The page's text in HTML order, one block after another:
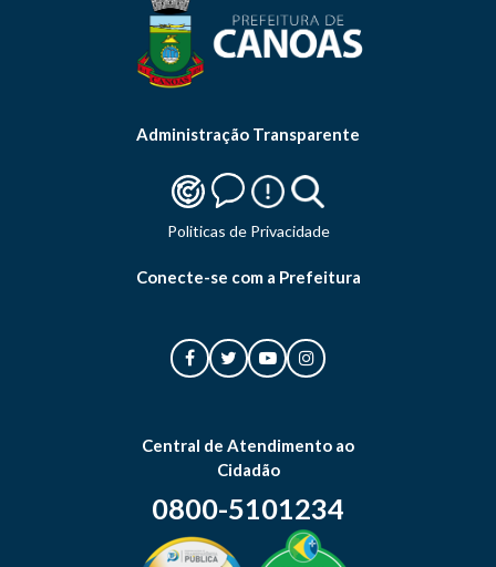
Administração Transparente
Politicas de Privacidade
Conecte-se com a Prefeitura
Central de Atendimento ao
Cidadão
0800-5101234